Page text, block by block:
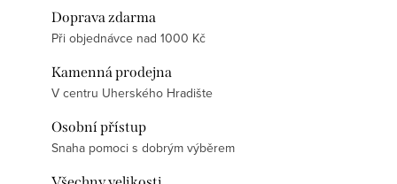
Doprava zdarma
Při objednávce nad 1000 Kč
Kamenná prodejna
V centru Uherského Hradište
Osobní přístup
Snaha pomoci s dobrým výběrem